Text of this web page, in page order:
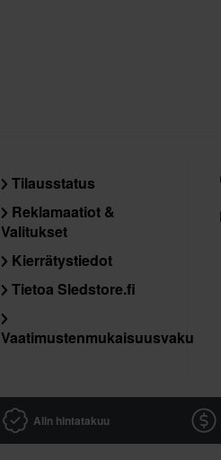
Tilausstatus
Reklamaatiot &
Valitukset
Kierrätystiedot
Tietoa Sledstore.fi
Vaatimustenmukaisuusvakuutus
Alin hintatakuu